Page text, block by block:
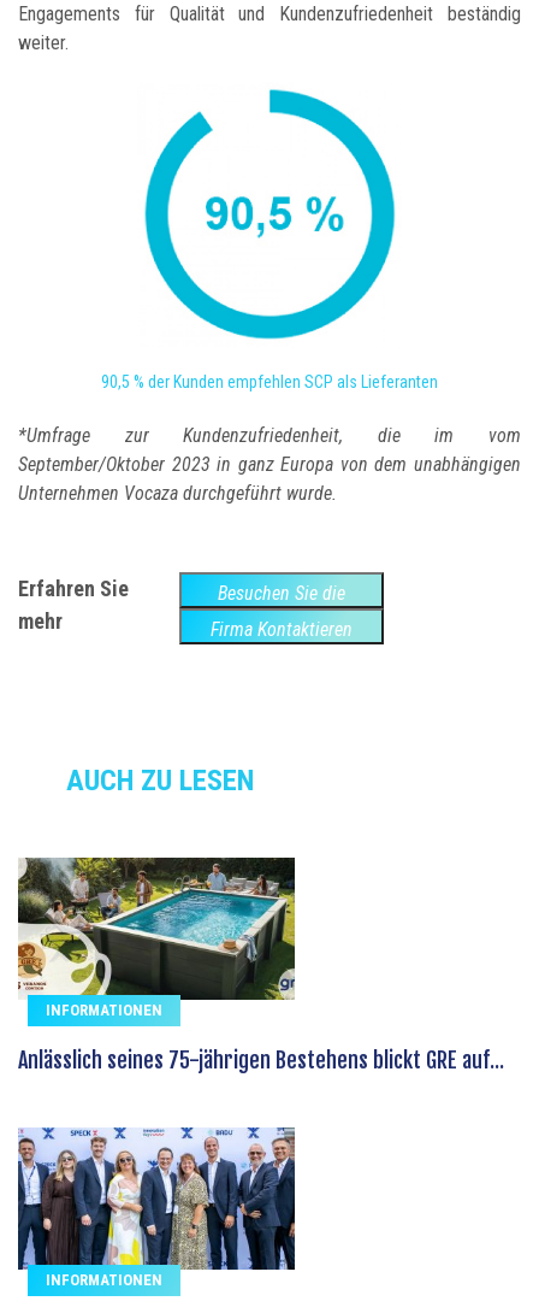
Engagements für Qualität und Kundenzufriedenheit beständig
weiter.
90,5 % der Kunden empfehlen SCP als Lieferanten
*Umfrage zur Kundenzufriedenheit, die im vom
September/Oktober 2023 in ganz Europa von dem unabhängigen
Unternehmen Vocaza durchgeführt wurde.
Erfahren Sie
mehr
Besuchen Sie die
Website
Firma Kontaktieren
AUCH ZU LESEN
INFORMATIONEN
Anlässlich seines 75-jährigen Bestehens blickt GRE auf...
INFORMATIONEN